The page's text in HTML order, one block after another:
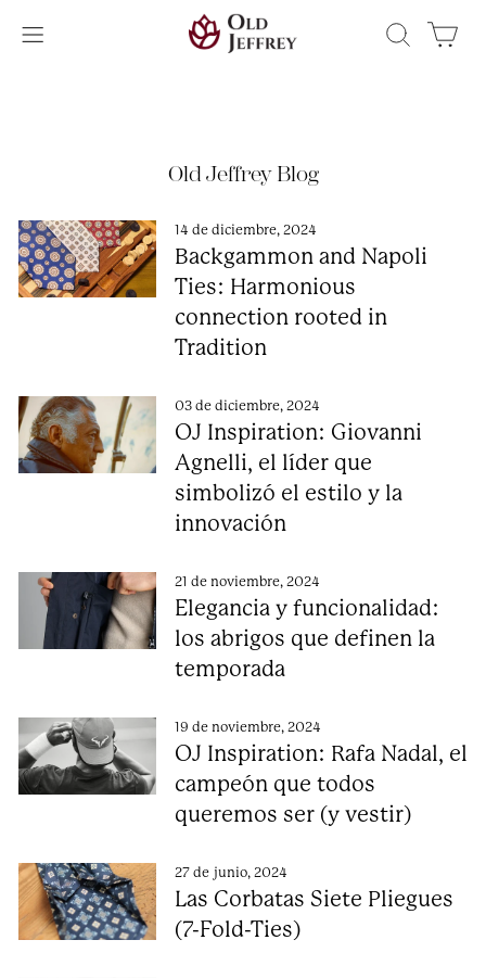
directamente
Buscar
Old Jeffrey Blog
14 de diciembre, 2024
Backgammon and Napoli
Ties: Harmonious
connection rooted in
Tradition
03 de diciembre, 2024
OJ Inspiration: Giovanni
Agnelli, el líder que
simbolizó el estilo y la
innovación
21 de noviembre, 2024
Elegancia y funcionalidad:
los abrigos que definen la
temporada
19 de noviembre, 2024
OJ Inspiration: Rafa Nadal, el
campeón que todos
queremos ser (y vestir)
27 de junio, 2024
Las Corbatas Siete Pliegues
(7-Fold-Ties)